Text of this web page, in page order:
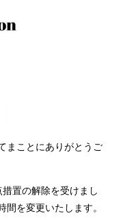
まことにありがとうご
置の解除を受けまし
を変更いたします。